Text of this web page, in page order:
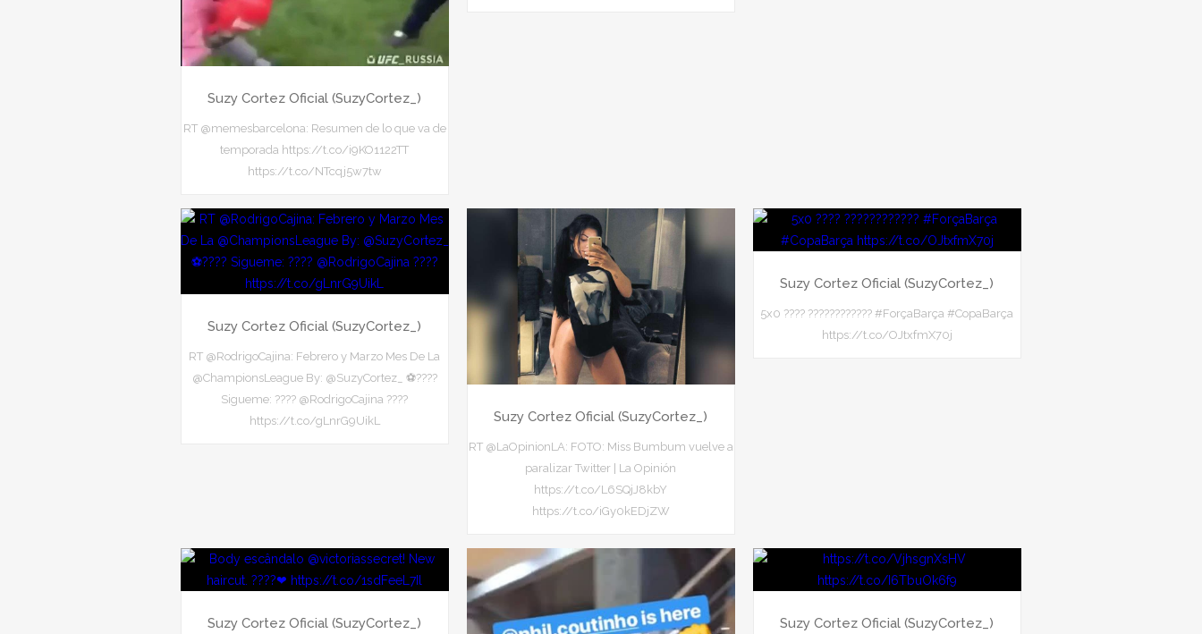
Suzy Cortez Oficial (SuzyCortez_)
RT @memesbarcelona: Resumen de lo que va de
temporada https://t.co/i9KO1122TT
https://t.co/NTcqj5w7tw
Suzy Cortez Oficial (SuzyCortez_)
RT @RodrigoCajina: Febrero y Marzo Mes De La
@ChampionsLeague By: @SuzyCortez_ ⚽????
Sigueme: ???? @RodrigoCajina ????
https://t.co/gLnrG9UikL
Suzy Cortez Oficial (SuzyCortez_)
RT @LaOpinionLA: FOTO: Miss Bumbum vuelve a
paralizar Twitter | La Opinión
https://t.co/L6SQjJ8kbY
https://t.co/iGy0kEDjZW
Suzy Cortez Oficial (SuzyCortez_)
5x0 ???? ???????????? #ForçaBarça #CopaBarça
https://t.co/OJtxfmX70j
Suzy Cortez Oficial (SuzyCortez_) Suzy Cortez Oficial (SuzyCortez_)